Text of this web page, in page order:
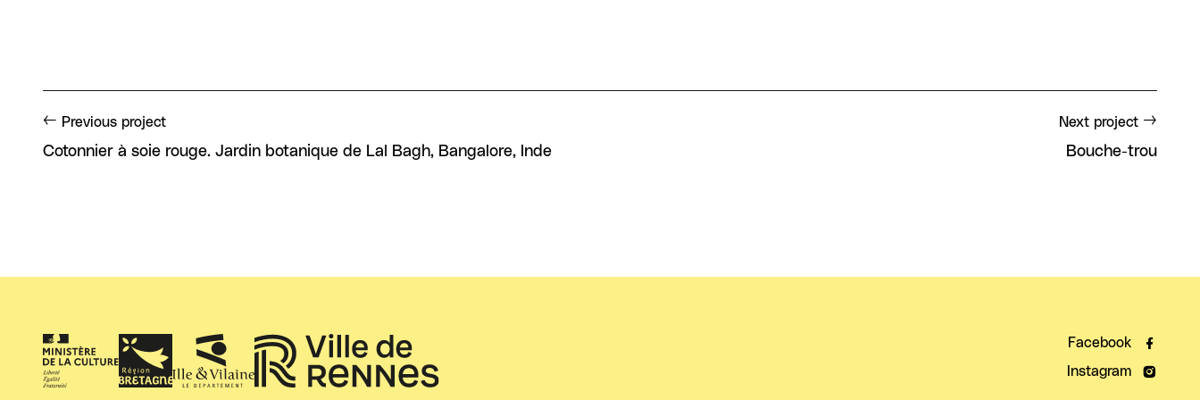
Previous project
Cotonnier à soie rouge. Jardin botanique de Lal Bagh, Bangalore, Inde
Next project
Bouche-trou
Facebook
Instagram